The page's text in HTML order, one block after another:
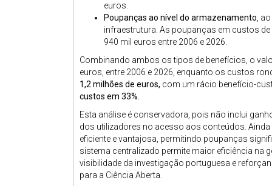
euros.
Poupanças ao nível do armazenamento ,
infraestrutura. As poupanças em custos
940 mil euros entre 2006 e 2026.
Combinando ambos os tipos de benefícios, o
euros, entre 2006 e 2026, enquanto os custos
1,2 milhões de euros, com um rácio benefício-
custos em 33%.
Esta análise é conservadora, pois não inclui
dos utilizadores no acesso aos conteúdos.
eficiente e vantajosa, permitindo poupanças
sistema centralizado permite maior eficiência
visibilidade da investigação portuguesa e
para a Ciência Aberta.